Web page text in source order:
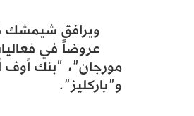
ويرافق شيمشك
عروضاً في
مورجان”، “بنك أوف
و”باركليز”.